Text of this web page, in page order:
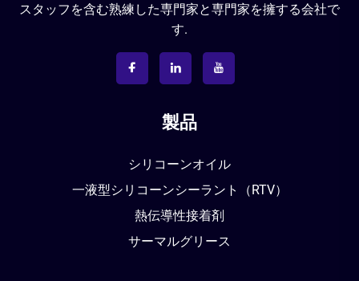
スタッフを含む熟練した専門家と専門家を擁する会社で
す.
製品
シリコーンオイル
一液型シリコーンシーラント（RTV）
熱伝導性接着剤
サーマルグリース